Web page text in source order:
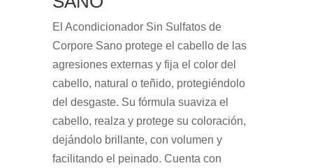
El Acondicionador Sin Sulfatos de
Corpore Sano protege el cabello de las
agresiones externas y fija el color del
cabello, natural o teñido, protegiéndolo
del desgaste. Su fórmula suaviza el
cabello, realza y protege su coloración,
dejándolo brillante, con volumen y
facilitando el peinado. Cuenta con